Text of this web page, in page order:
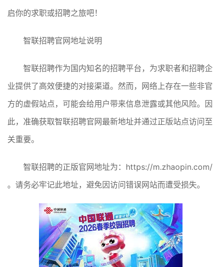
启你的求职或招聘之旅吧！
智联招聘官网地址说明
智联招聘作为国内知名的招聘平台，为求职者和招聘企
业提供了高效便捷的对接渠道。然而，网络上存在一些非官
方的虚假站点，可能会给用户带来信息泄露或其他风险。因
此，准确获取智联招聘官网最新地址并通过正版站点访问至
关重要。
智联招聘的正版官网地址为：https://m.zhaopin.com/
。请务必牢记此地址，避免因访问错误网站而遭受损失。